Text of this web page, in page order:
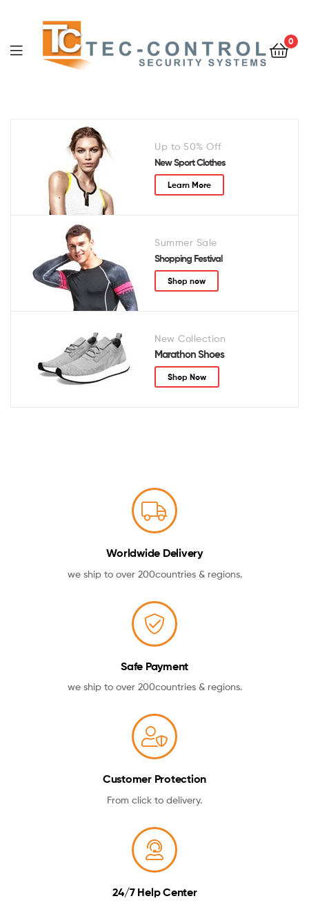
0
Up to 50% Off
New Sport Clothes
Learn More
Summer Sale
Shopping Festival
Shop now
New Collection
Marathon Shoes
Shop Now
Worldwide Delivery
we ship to over 200countries & regions.
Safe Payment
we ship to over 200countries & regions.
Customer Protection
From click to delivery.
24/7 Help Center